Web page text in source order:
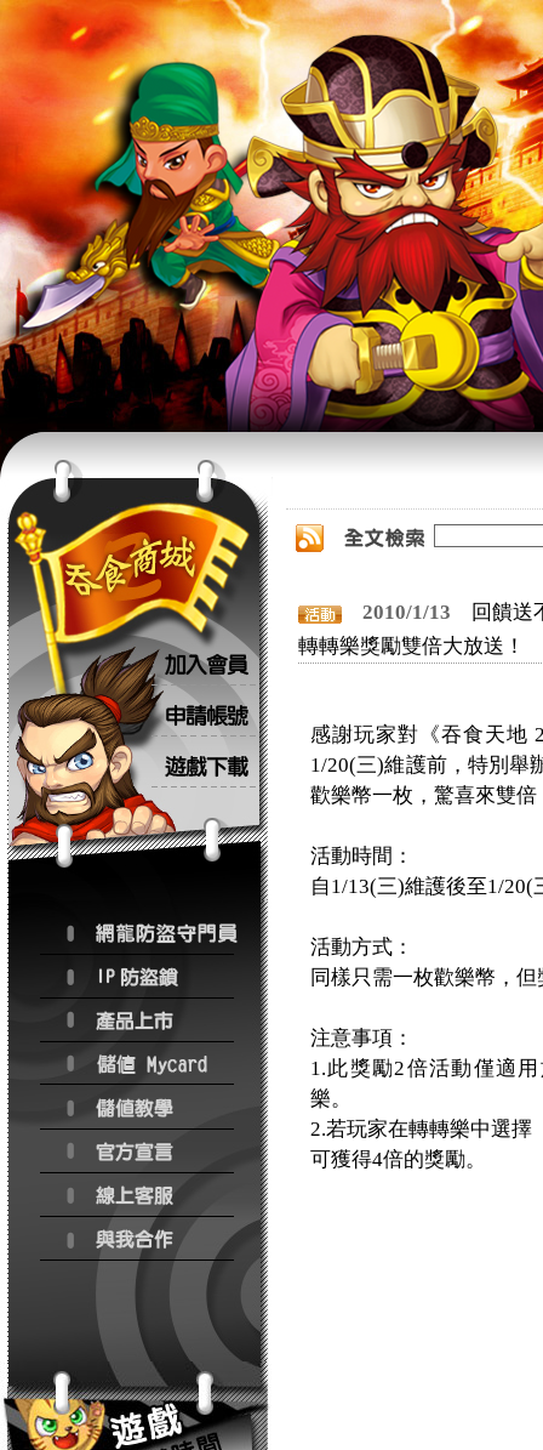
2010/1/13
回饋送
轉轉樂獎勵雙倍大放送！
感謝玩家對《吞食天地
1/20(三)維護前，特別舉
歡樂幣一枚，驚喜來雙倍
活動時間：
自1/13(三)維護後至1/20(
活動方式：
同樣只需一枚歡樂幣，
注意事項：
1.此獎勵2倍活動僅適
樂。
2.若玩家在轉轉樂中選擇
可獲得4倍的獎勵。